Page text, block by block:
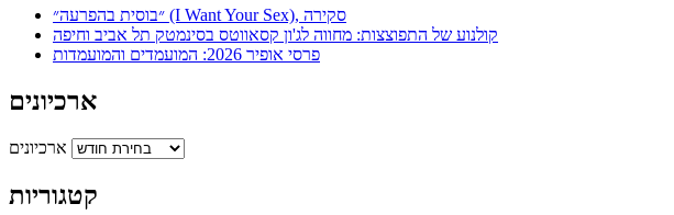
״בוסית בהפרעה״ (I Want Your Sex), סקירה
קולנוע של התפוצצות: מחווה לג'ון קסאווטס בסינמטק תל אביב וחיפה
פרסי אופיר 2026: המועמדים והמועמדות
ארכיונים
ארכיונים
קטגוריות